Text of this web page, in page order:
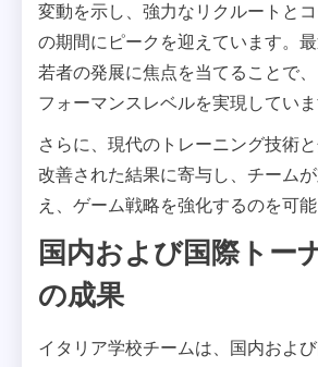
変動を示し、強力なリクルートと
の期間にピークを迎えています。最
若者の発展に焦点を当てることで
フォーマンスレベルを実現していま
さらに、現代のトレーニング技術と
改善された結果に寄与し、チーム
え、ゲーム戦略を強化するのを可能
国内および国際トー
の成果
イタリア学校チームは、国内およ